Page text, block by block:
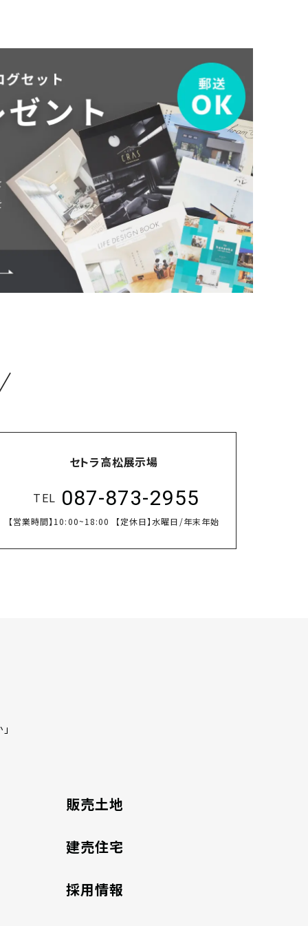
セトラ高松展示場
TEL 087-873-2955
【営業時間】 10:00~18:00 【定休日】水曜日/年末年始
販売土地
建売住宅
採用情報